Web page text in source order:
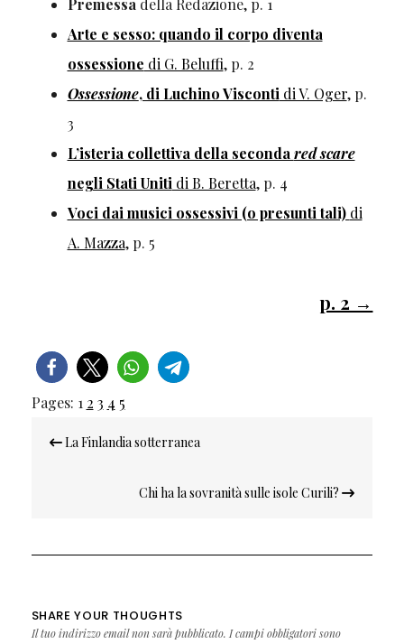
Arte e sesso: quando il corpo diventa
ossessione di G. Beluffi, p. 2
Ossessione, di Luchino Visconti di V. Oger, p.
3
L’isteria collettiva della seconda red scare
negli Stati Uniti di B. Beretta, p. 4
Voci dai musici ossessivi (o presunti tali) di
A. Mazza, p. 5
p. 2 →
Pages: 1 2 3 4 5
Navigazione
La Finlandia sotterranea
Chi ha la sovranità sulle isole Curili?
SHARE YOUR THOUGHTS
Il tuo indirizzo email non sarà pubblicato. I campi obbligatori sono